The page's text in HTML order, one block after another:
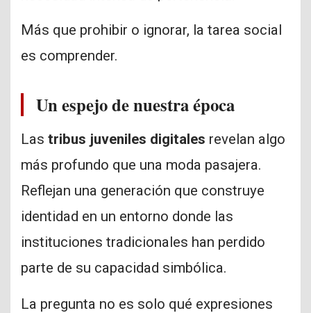
Más que prohibir o ignorar, la tarea social
es comprender.
Un espejo de nuestra época
Las tribus juveniles digitales revelan algo
más profundo que una moda pasajera.
Reflejan una generación que construye
identidad en un entorno donde las
instituciones tradicionales han perdido
parte de su capacidad simbólica.
La pregunta no es solo qué expresiones